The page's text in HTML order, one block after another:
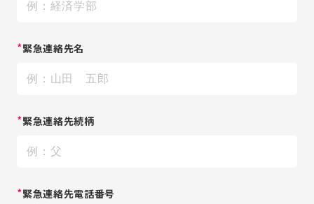
*緊急連絡先名
*緊急連絡先続柄
*緊急連絡先電話番号